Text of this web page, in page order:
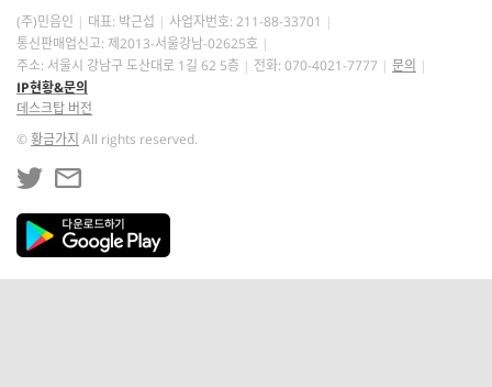
(주)민음인 대표: 박근섭 사업자번호: 211-88-33701
통신판매업신고: 제2013-서울강남-02625호
주소: 서울시 강남구 도산대로 1길 62 5층
전화: 070-4021-7777
문의
IP현황&문의
데스크탑 버전
©황금가지 All rights reserved.